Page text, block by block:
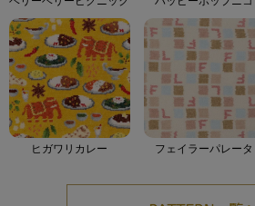
ヒガワリカレー フェイラーパレータ